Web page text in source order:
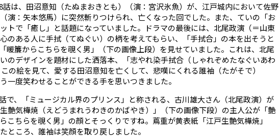
話は、田沼意知（たぬまおきとも）（演：宮沢氷魚）が、江戸城内において佐野
演：矢本悠馬）に突然斬りつけられ、亡くなった回でした。また、ていの「お
トで「癒し」と話題になっていました。ドラマの最後には、北尾政演（＝山東
のある人に手拭（てぬぐい）の柄を考えてもらい、「手拭合」の本を出そうと
暖簾からこちらを覗く男」（下の画像上段）を見せていました。これは、北尾
のデザインを題材にした洒落本、「志やれ染手拭合（しゃれぞめたなぐいあわ
の絵を見て、愛する田沼意知を亡くして、悲嘆にくれる誰袖（たがそで）
一度笑わせることができる手を思いつきました。
で、「ミュージカル界のプリンス」と称される、古川雄大さん（北尾政演）が
艶気樺焼（えどうまれうわきのかばやき）」（下の画像下段）の主人公が「艶
こちらを覗く男」の顔とそっくりですね。蔦重が黄表紙「江戸生艶気樺焼」
ところ、誰袖は笑顔を取り戻しました。